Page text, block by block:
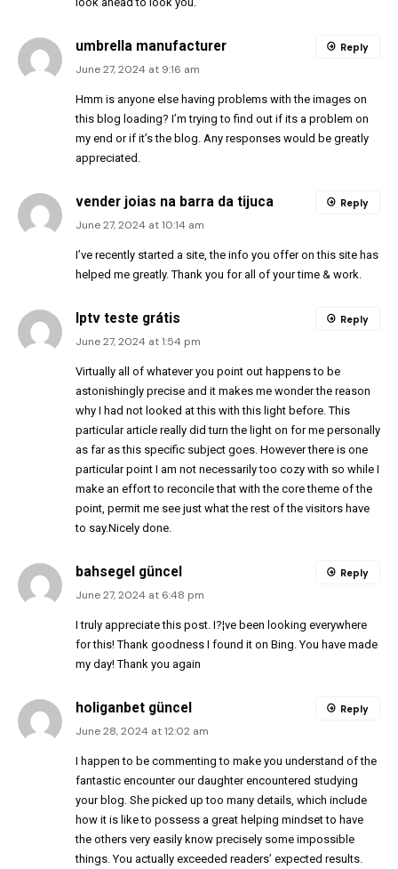
umbrella manufacturer
June 27, 2024 at 9:16 am
Hmm is anyone else having problems with the images on
this blog loading? I’m trying to find out if its a problem on
my end or if it’s the blog. Any responses would be greatly
appreciated.
Reply
vender joias na barra da tijuca
June 27, 2024 at 10:14 am
I’ve recently started a site, the info you offer on this site has
helped me greatly. Thank you for all of your time & work.
Reply
Iptv teste grátis
June 27, 2024 at 1:54 pm
Virtually all of whatever you point out happens to be
astonishingly precise and it makes me wonder the reason
why I had not looked at this with this light before. This
particular article really did turn the light on for me personally
as far as this specific subject goes. However there is one
particular point I am not necessarily too cozy with so while I
make an effort to reconcile that with the core theme of the
point, permit me see just what the rest of the visitors have
to say.Nicely done.
Reply
bahsegel güncel
June 27, 2024 at 6:48 pm
I truly appreciate this post. I?¦ve been looking everywhere
for this! Thank goodness I found it on Bing. You have made
my day! Thank you again
Reply
holiganbet güncel
June 28, 2024 at 12:02 am
I happen to be commenting to make you understand of the
fantastic encounter our daughter encountered studying
your blog. She picked up too many details, which include
how it is like to possess a great helping mindset to have
the others very easily know precisely some impossible
things. You actually exceeded readers’ expected results.
Reply